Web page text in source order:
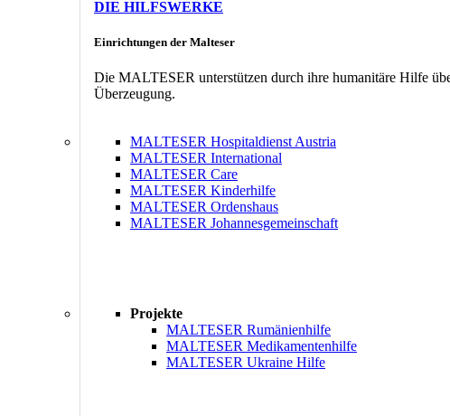
DIE HILFSWERKE
Einrichtungen der Malteser
Die MALTESER unterstützen durch ihre humanitäre Hilfe
Überzeugung.
MALTESER Hospitaldienst Austria
MALTESER International
MALTESER Care
MALTESER Kinderhilfe
MALTESER Ordenshaus
MALTESER Johannesgemeinschaft
Projekte
MALTESER Rumänienhilfe
MALTESER Medikamentenhilfe
MALTESER Ukraine Hilfe